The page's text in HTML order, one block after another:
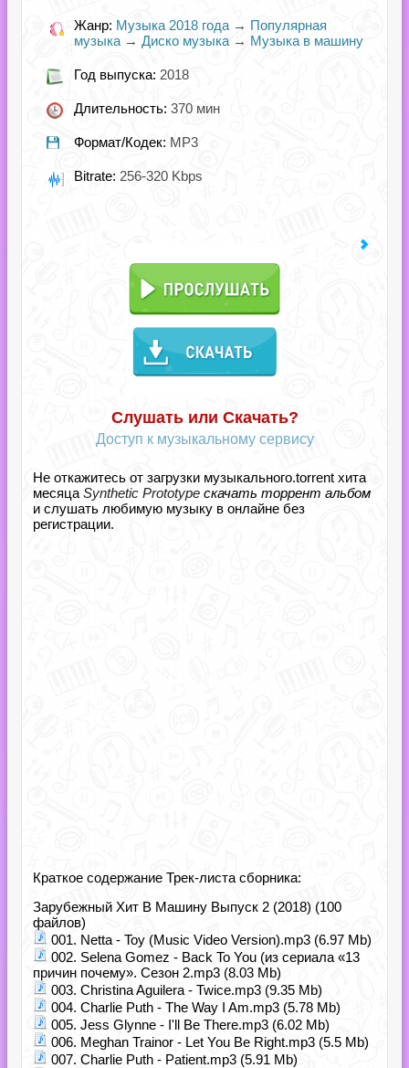
Жанр: Музыка 2018 года → Популярная
музыка → Диско музыка → Музыка в машину
Год выпуска: 2018
Длительность: 370 мин
Формат/Кодек: MP3
Bitrate: 256-320 Kbps
Слушать или Скачать?
Доступ к музыкальному сервису
Не откажитесь от загрузки музыкального.torrent хита
месяца Synthetic Prototype скачать торрент альбом
и слушать любимую музыку в онлайне без
регистрации.
Краткое содержание Трек-листа сборника:
Зарубежный Хит В Машину Выпуск 2 (2018) (100
файлов)
001. Netta - Toy (Music Video Version).mp3 (6.97 Mb)
002. Selena Gomez - Back To You (из сериала «13
причин почему». Сезон 2.mp3 (8.03 Mb)
003. Christina Aguilera - Twice.mp3 (9.35 Mb)
004. Charlie Puth - The Way I Am.mp3 (5.78 Mb)
005. Jess Glynne - I'll Be There.mp3 (6.02 Mb)
006. Meghan Trainor - Let You Be Right.mp3 (5.5 Mb)
007. Charlie Puth - Patient.mp3 (5.91 Mb)